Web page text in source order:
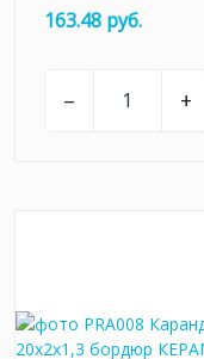
163.48 руб.
– +